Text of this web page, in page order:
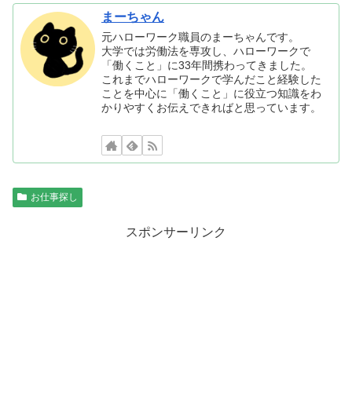
まーちゃん
元ハローワーク職員のまーちゃんです。
大学では労働法を専攻し、ハローワークで
「働くこと」に33年間携わってきました。
これまでハローワークで学んだこと経験した
ことを中心に「働くこと」に役立つ知識をわ
かりやすくお伝えできればと思っています。
お仕事探し
スポンサーリンク